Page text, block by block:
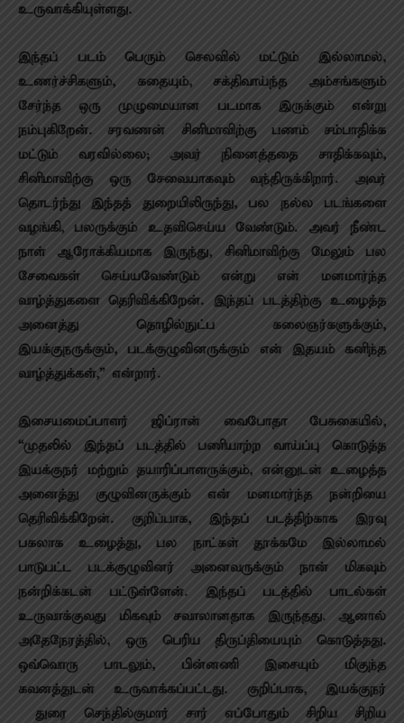
உருவாக்கியுள்ளது.
இந்தப் படம் பெரும் செலவில் மட்டும் இல்லாமல்,
உணர்ச்சிகளும், கதையும், சக்திவாய்ந்த அம்சங்களும்
சேர்ந்த ஒரு முழுமையான படமாக இருக்கும் என்று
நம்புகிறேன். சரவணன் சினிமாவிற்கு பணம் சம்பாதிக்க
மட்டும் வரவில்லை; அவர் நினைத்ததை சாதிக்கவும்,
சினிமாவிற்கு ஒரு சேவையாகவும் வந்திருக்கிறார். அவர்
தொடர்ந்து இந்தத் துறையிலிருந்து, பல நல்ல படங்களை
வழங்கி, பலருக்கும் உதவிசெய்ய வேண்டும். அவர் நீண்ட
நாள் ஆரோக்கியமாக இருந்து, சினிமாவிற்கு மேலும் பல
சேவைகள் செய்யவேண்டும் என்று என் மனமார்ந்த
வாழ்த்துகளை தெரிவிக்கிறேன். இந்தப் படத்திற்கு உழைத்த
அனைத்து தொழில்நுட்ப கலைஞர்களுக்கும்,
இயக்குநருக்கும், படக்குழுவினருக்கும் என் இதயம் கனிந்த
வாழ்த்துக்கள்,” என்றார்.
இசையமைப்பாளர் ஜிப்ரான் வைபோதா பேசுகையில்,
“முதலில் இந்தப் படத்தில் பணியாற்ற வாய்ப்பு கொடுத்த
இயக்குநர் மற்றும் தயாரிப்பாளருக்கும், என்னுடன் உழைத்த
அனைத்து குழுவினருக்கும் என் மனமார்ந்த நன்றியை
தெரிவிக்கிறேன். குறிப்பாக, இந்தப் படத்திற்காக இரவு
பகலாக உழைத்து, பல நாட்கள் தூக்கமே இல்லாமல்
பாடுபட்ட படக்குழுவினர் அனைவருக்கும் நான் மிகவும்
நன்றிக்கடன் பட்டுள்ளேன். இந்தப் படத்தில் பாடல்கள்
உருவாக்குவது மிகவும் சவாலானதாக இருந்தது. ஆனால்
அதேநேரத்தில், ஒரு பெரிய திருப்தியையும் கொடுத்தது.
ஒவ்வொரு பாடலும், பின்னணி இசையும் மிகுந்த
கவனத்துடன் உருவாக்கப்பட்டது. குறிப்பாக, இயக்குநர்
துரை செந்தில்குமார் சார் எப்போதும் சிறிய சிறிய